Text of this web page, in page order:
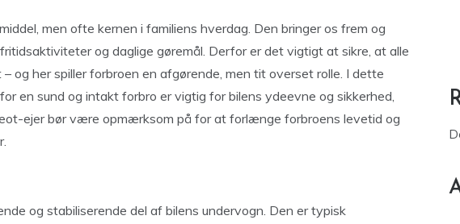
men ofte kernen i familiens hverdag. Den bringer os frem og
og daglige gøremål. Derfor er det vigtigt at sikre, at alle
og her spiller forbroen en afgørende, men tit overset rolle. I dette
en sund og intakt forbro er vigtig for bilens ydeevne og sikkerhed,
ejer bør være opmærksom på for at forlænge forbroens levetid og
og stabiliserende del af bilens undervogn. Den er typisk